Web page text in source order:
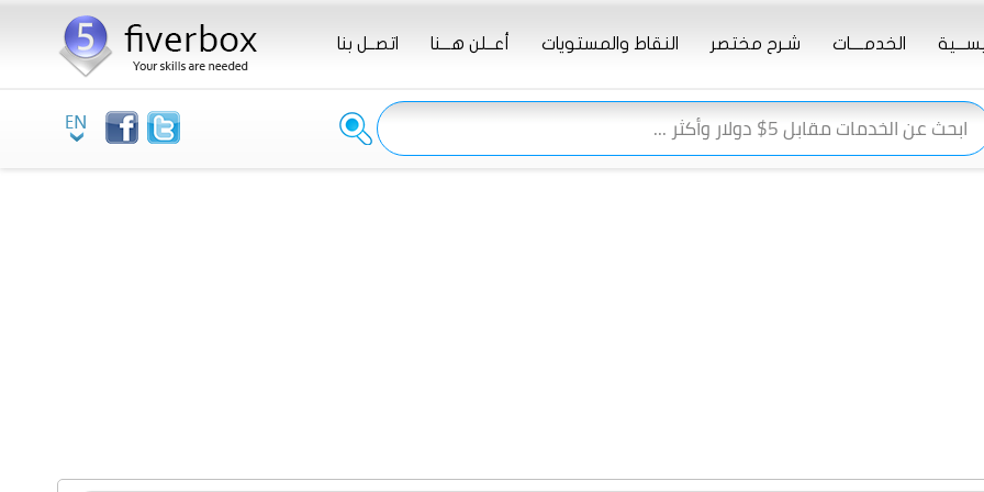
الخدمــــات شـرح مختصر النقاط والمستويات أعــلن هـــنا اتصــل بنا